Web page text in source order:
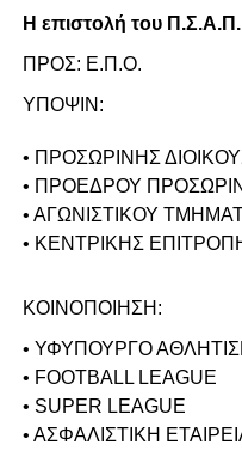
Η επιστολή του
ΠΡΟΣ: Ε.Π.Ο.
ΥΠΟΨΙΝ:
• ΠΡΟΣΩΡΙΝΗΣ
• ΠΡΟΕΔΡΟΥ
• ΑΓΩΝΙΣΤΙΚΟΥ
• ΚΕΝΤΡΙΚΗΣ
ΚΟΙΝΟΠΟΙΗΣΗ:
• ΥΦΥΠΟΥΡΓΟ
• FOOTBALL LEAGUE
• SUPER LEAGUE
• AΣΦΑΛΙΣΤΙΚΗ